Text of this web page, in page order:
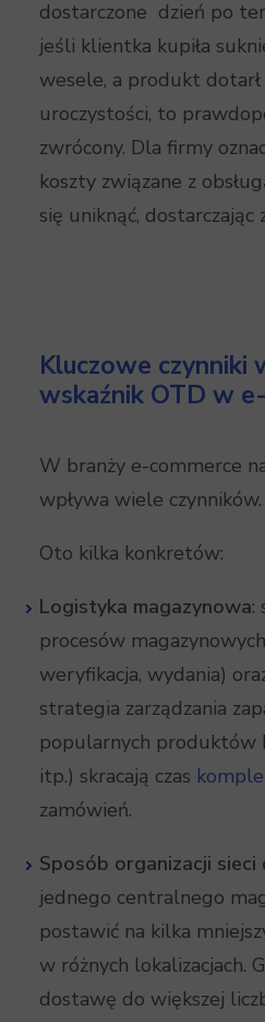
dostarczone dzień po
jeśli klientka kupiła
wesele, a produkt
uroczystości, to
zwrócony. Dla firmy
koszty związane z
się uniknąć, dostarczając
Kluczowe czynniki
wskaźnik OTD w
W branży e-commerce
wpływa wiele czynników.
Oto kilka konkretów:
Logistyka magazynowa:
procesów
weryfikacja, wydania)
strategia zarządzania
popularnych produktów
itp.) skracają czas
zamówień.
Sposób organizacji
jednego centralnego
postawić na kilka
w różnych lokalizacjach.
dostawę do większej